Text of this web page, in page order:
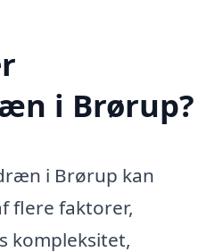
i Brørup?
i Brørup kan
flere faktorer,
kompleksitet,